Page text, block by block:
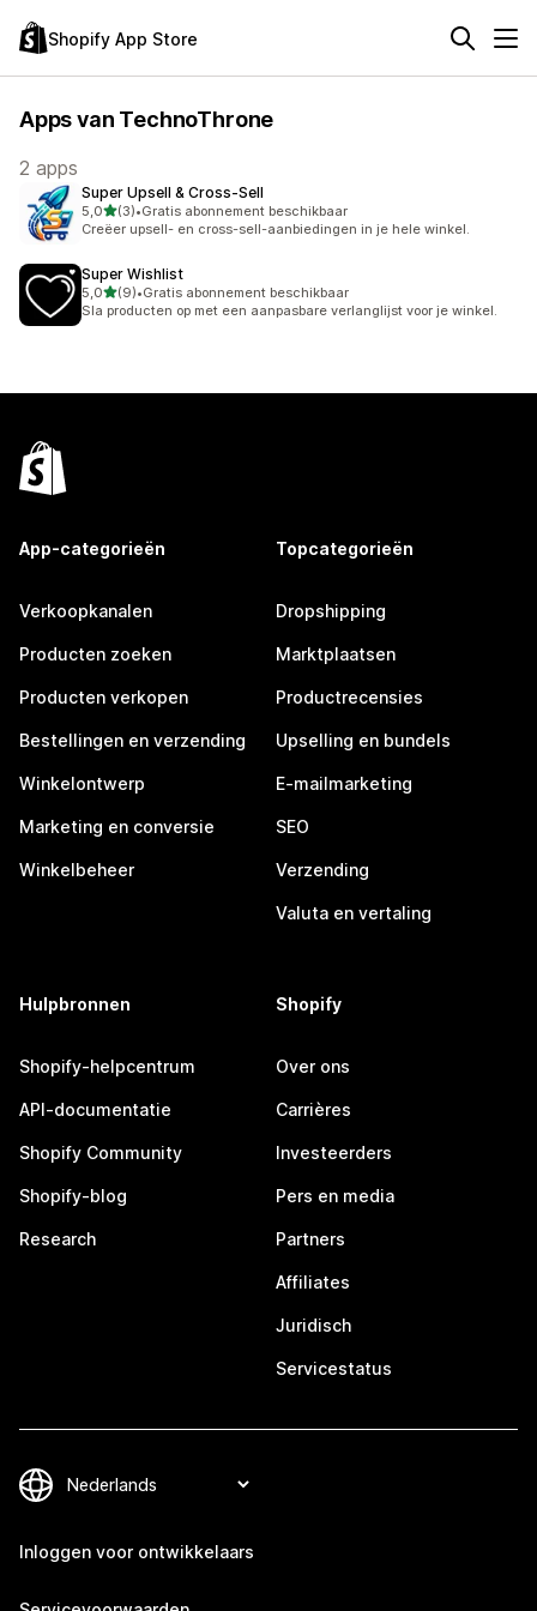
Shopify App Store
Apps van TechnoThrone
2 apps
Super Upsell & Cross‑Sell
5,0van 5 sterren
(3)
3 recensies in totaal
•Gratis abonnement beschikbaar
Creëer upsell- en cross-sell-aanbiedingen in je hele winkel.
Super Wishlist
5,0van 5 sterren
(9)
9 recensies in totaal
•Gratis abonnement beschikbaar
Sla producten op met een aanpasbare verlanglijst voor je winkel.
App-categorieën
Verkoopkanalen
Producten zoeken
Producten verkopen
Bestellingen en verzending
Winkelontwerp
Marketing en conversie
Winkelbeheer
Topcategorieën
Dropshipping
Marktplaatsen
Productrecensies
Upselling en bundels
E-mailmarketing
SEO
Verzending
Valuta en vertaling
Hulpbronnen
Shopify-helpcentrum
API-documentatie
Shopify Community
Shopify-blog
Research
Shopify
Over ons
Carrières
Investeerders
Pers en media
Partners
Affiliates
Juridisch
Servicestatus
Inloggen voor ontwikkelaars